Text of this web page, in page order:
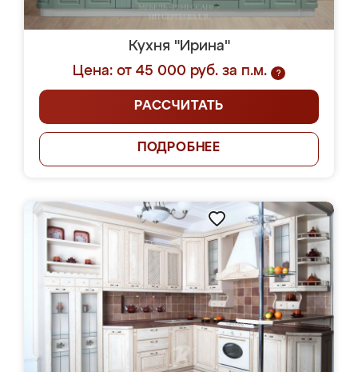
Кухня "Ирина"
Цена: от 45 000 руб. за п.м.
?
РАССЧИТАТЬ
ПОДРОБНЕЕ